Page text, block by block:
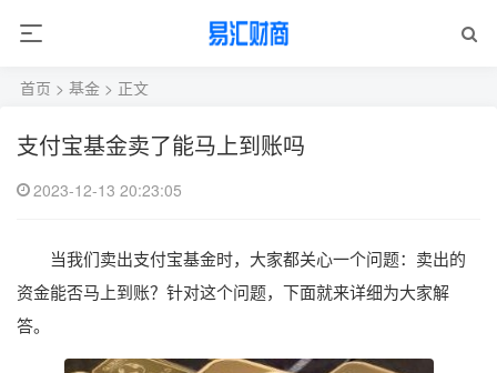
首页 > 基金 > 正文
支付宝基金卖了能马上到账吗
2023-12-13 20:23:05
当我们卖出支付宝基金时，大家都关心一个问题：卖出的
资金能否马上到账？针对这个问题，下面就来详细为大家解
答。